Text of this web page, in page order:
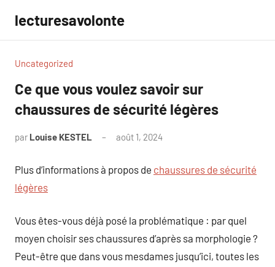
contenu
lecturesavolonte
Uncategorized
Ce que vous voulez savoir sur
chaussures de sécurité légères
par Louise KESTEL août 1, 2024
Plus d’informations à propos de chaussures de sécurité
légères
Vous êtes-vous déjà posé la problématique : par quel
moyen choisir ses chaussures d’après sa morphologie ?
Peut-être que dans vous mesdames jusqu’ici, toutes les